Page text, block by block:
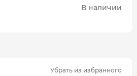
В наличии
Убрать из избранного